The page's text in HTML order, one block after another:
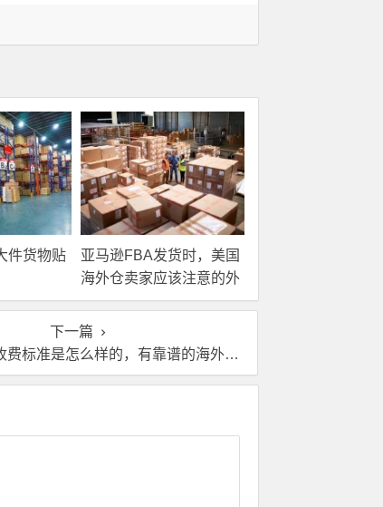
件货物贴
亚马逊FBA发货时，美国
海外仓卖家应该注意的外
箱尺寸问题
下一篇
准是怎么样的，有靠谱的海外仓服务商推荐吗？